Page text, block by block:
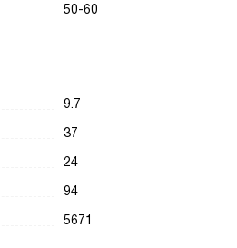
50-60
9.7
37
24
94
5671